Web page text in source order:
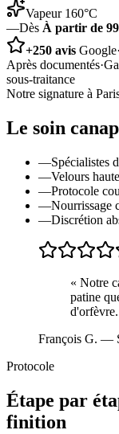
Vapeur 160°C
—Dès À partir de
+250 avis Google·
Après documentés·
sous-traitance
Notre signature à
Le soin
—Spécialistes
—Velours
—Protocole
—Nourrissage
—Discrétion
« Notre
patine
d'orfèvre.
François G. —
Protocole
Étape par
finition